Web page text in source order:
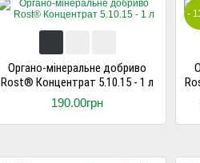
Органо-мінеральне добриво
Rost® Концентрат 5.10.15 - 1 л
190.00грн
-